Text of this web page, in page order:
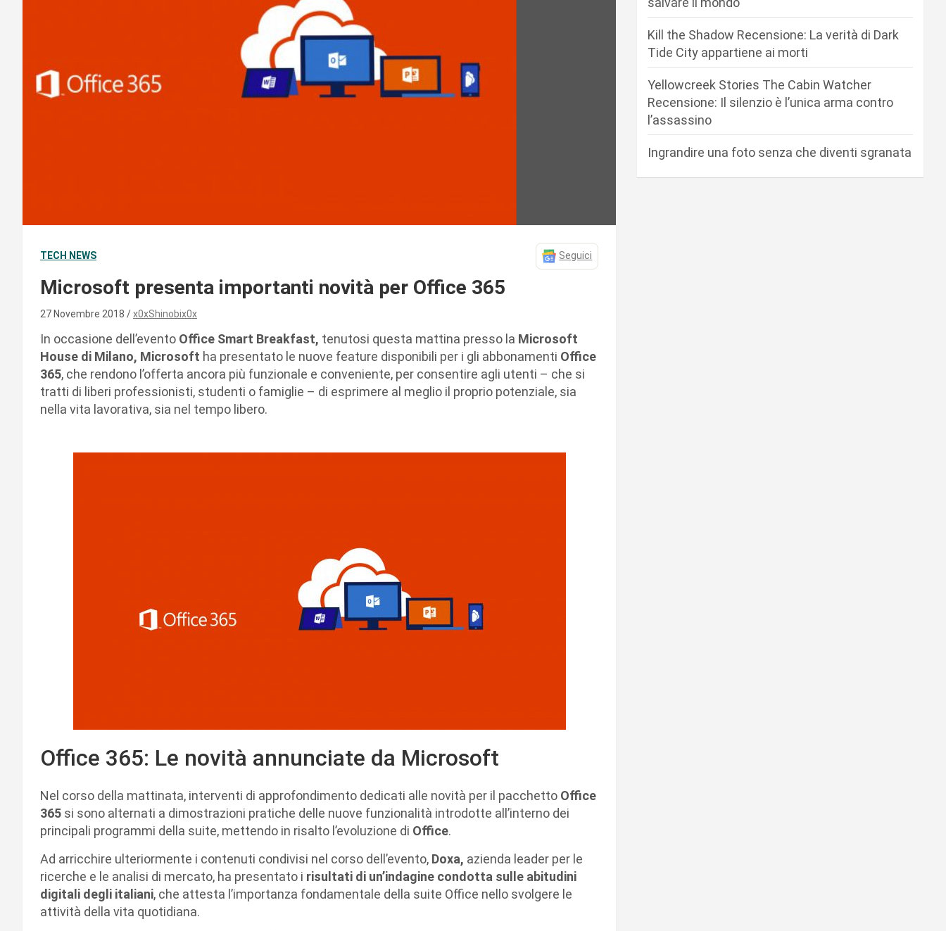
TECH NEWS Seguici
Microsoft presenta importanti novità per Office 365
27 Novembre 2018 x0xShinobix0x
In occasione dell’evento Office Smart Breakfast, tenutosi questa mattina presso la Microsoft
House di Milano, Microsoft ha presentato le nuove feature disponibili per i gli abbonamenti Office
365, che rendono l’offerta ancora più funzionale e conveniente, per consentire agli utenti – che si
tratti di liberi professionisti, studenti o famiglie – di esprimere al meglio il proprio potenziale, sia
nella vita lavorativa, sia nel tempo libero.
Office 365: Le novità annunciate da Microsoft
Nel corso della mattinata, interventi di approfondimento dedicati alle novità per il pacchetto Office
365 si sono alternati a dimostrazioni pratiche delle nuove funzionalità introdotte all’interno dei
principali programmi della suite, mettendo in risalto l’evoluzione di Office.
Ad arricchire ulteriormente i contenuti condivisi nel corso dell’evento, Doxa, azienda leader per le
ricerche e le analisi di mercato, ha presentato i risultati di un’indagine condotta sulle abitudini
digitali degli italiani, che attesta l’importanza fondamentale della suite Office nello svolgere le
attività della vita quotidiana.
Kill the Shadow Recensione: La verità di Dark
Tide City appartiene ai morti
Yellowcreek Stories The Cabin Watcher
Recensione: Il silenzio è l’unica arma contro
l’assassino
Ingrandire una foto senza che diventi sgranata